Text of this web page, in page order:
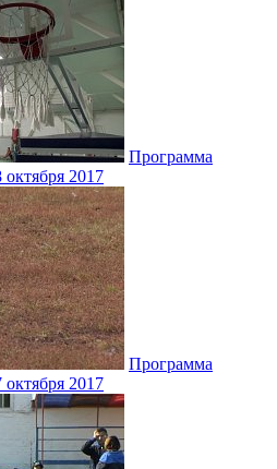
Программа
2017
Программа
2017